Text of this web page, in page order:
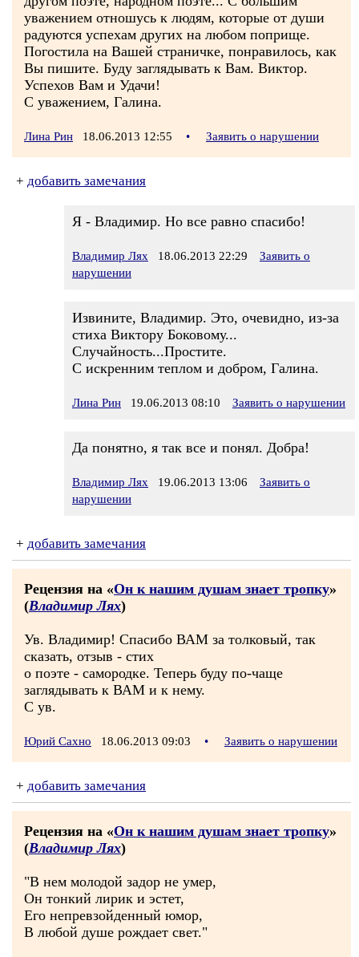
уважением отношусь к людям, которые от души
радуются успехам других на любом поприще.
Погостила на Вашей страничке, понравилось, как
Вы пишите. Буду заглядывать к Вам. Виктор.
Успехов Вам и Удачи!
С уважением, Галина.
Лина Рин 18.06.2013 12:55 • Заявить о нарушении
+ добавить замечания
Я - Владимир. Но все равно спасибо!
Владимир Лях 18.06.2013 22:29
Заявить о
нарушении
Извините, Владимир. Это, очевидно, из-за
стиха Виктору Боковому...
Случайность...Простите.
С искренним теплом и добром, Галина.
Лина Рин 19.06.2013 08:10 Заявить о нарушении
Да понятно, я так все и понял. Добра!
Владимир Лях 19.06.2013 13:06
Заявить о
нарушении
+ добавить замечания
Рецензия на «Он к нашим душам знает тропку»
(Владимир Лях)
Ув. Владимир! Спасибо ВАМ за толковый, так
сказать, отзыв - стих
о поэте - самородке. Теперь буду по-чаще
заглядывать к ВАМ и к нему.
С ув.
Юрий Сахно 18.06.2013 09:03 • Заявить о нарушении
+ добавить замечания
Рецензия на «Он к нашим душам знает тропку»
(Владимир Лях)
"В нем молодой задор не умер,
Он тонкий лирик и эстет,
Его непревзойденный юмор,
В любой душе рождает свет."